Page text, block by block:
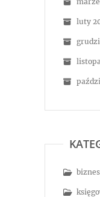
luty
biznes